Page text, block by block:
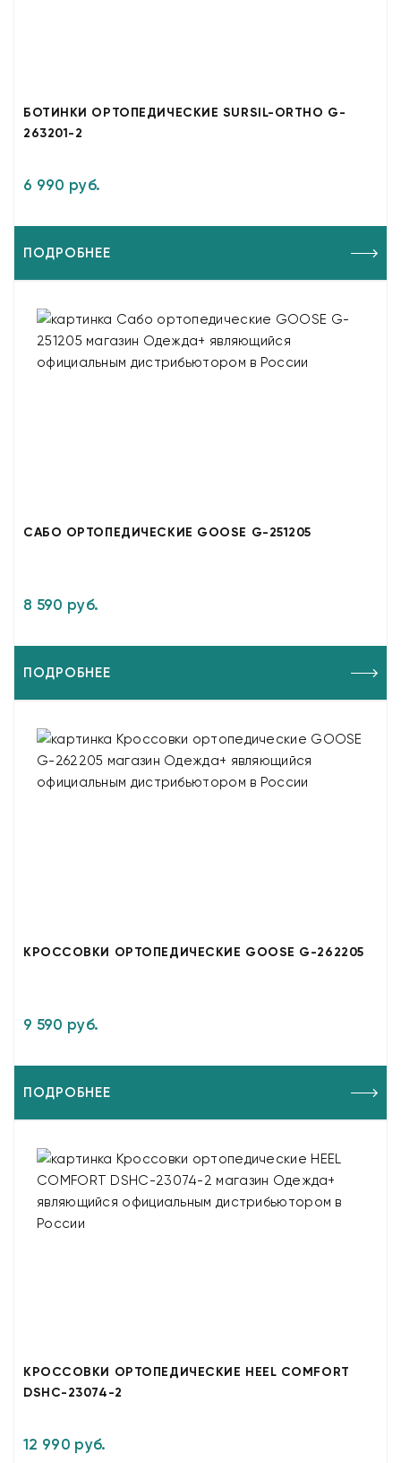
БОТИНКИ ОРТОПЕДИЧЕСКИЕ SURSIL-ORTHO G-
263201-2
6 990 руб.
ПОДРОБНЕЕ
САБО ОРТОПЕДИЧЕСКИЕ GOOSE G-251205
8 590 руб.
ПОДРОБНЕЕ
КРОССОВКИ ОРТОПЕДИЧЕСКИЕ GOOSE G-262205
9 590 руб.
ПОДРОБНЕЕ
КРОССОВКИ ОРТОПЕДИЧЕСКИЕ HEEL COMFORT
DSHC-23074-2
12 990 руб.